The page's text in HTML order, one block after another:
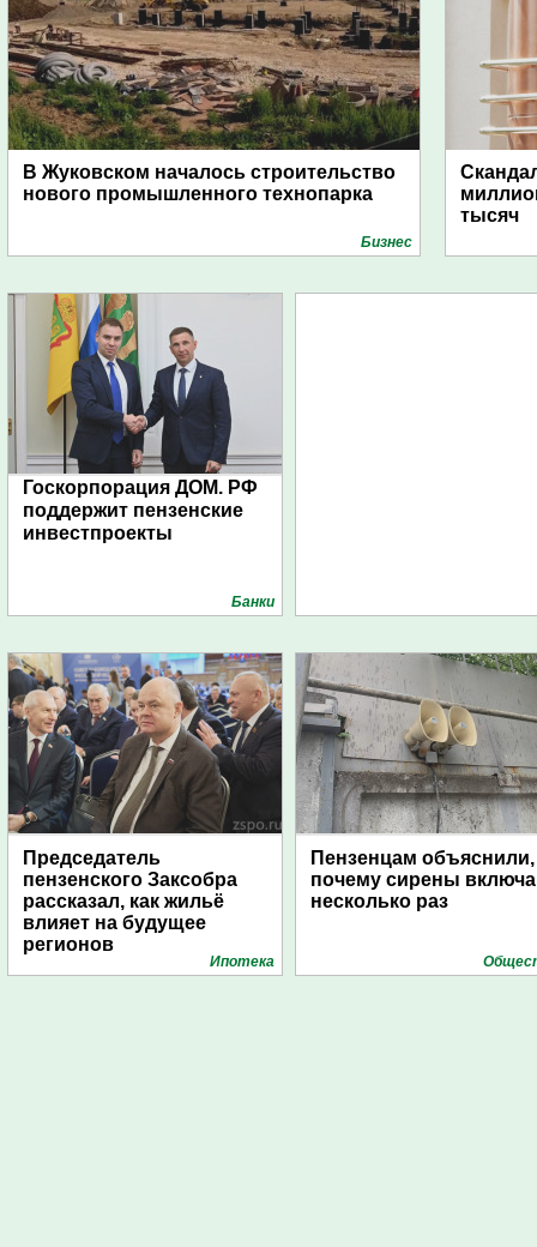
В Жуковском началось строительство
нового промышленного технопарка
Бизнес
тысяч
Госкорпорация ДОМ. РФ
поддержит пензенские
инвестпроекты
Банки
Председатель
пензенского Заксобра
рассказал, как жильё
влияет на будущее
регионов
Ипотека
Пензенцам объяснили,
почему сирены
несколько раз